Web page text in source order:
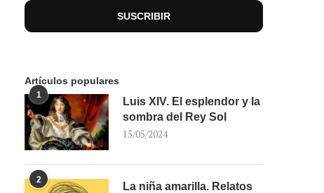
Artículos populares
1
Luis XIV. El esplendor y la
sombra del Rey Sol
15/05/2024
2
La niña amarilla. Relatos